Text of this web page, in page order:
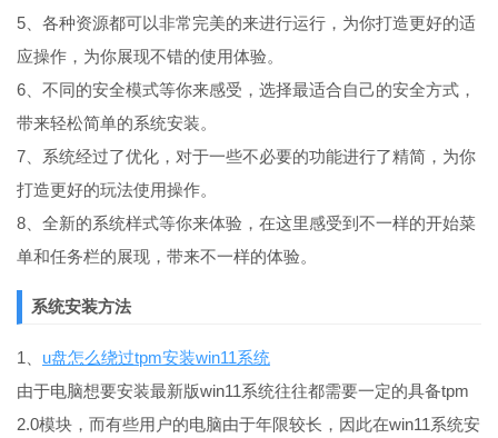
5、各种资源都可以非常完美的来进行运行，为你打造更好的适
应操作，为你展现不错的使用体验。
6、不同的安全模式等你来感受，选择最适合自己的安全方式，
带来轻松简单的系统安装。
7、系统经过了优化，对于一些不必要的功能进行了精简，为你
打造更好的玩法使用操作。
8、全新的系统样式等你来体验，在这里感受到不一样的开始菜
单和任务栏的展现，带来不一样的体验。
系统安装方法
1、 u盘怎么绕过tpm安装win11系统
由于电脑想要安装最新版win11系统往往都需要一定的具备tpm
2.0模块，而有些用户的电脑由于年限较长，因此在win11系统安